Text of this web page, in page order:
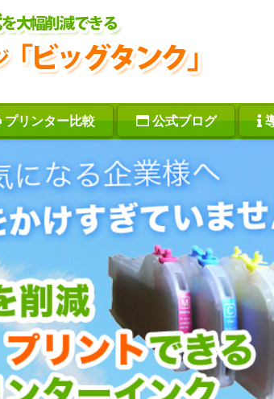
プリンター比較 公式ブログ